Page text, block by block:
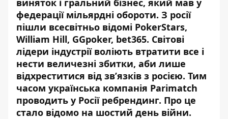
виняток і гральний бізнес, який мав у
федерації мільярдні обороти. З росії
пішли всесвітньо відомі PokerStars,
William Hill, GGpoker, bet365. Світові
лідери індустрії воліють втратити все і
нести величезні збитки, аби лише
відхреститися від зв’язків з росією. Тим
часом українська компанія Parimatch
проводить у Росії ребрендинг. Про це
стало відомо на шостий день війни.